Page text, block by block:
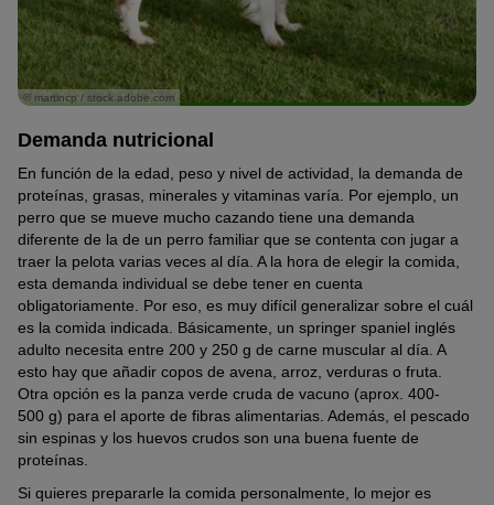
© martincp / stock.adobe.com
Demanda nutricional
En función de la edad, peso y nivel de actividad, la demanda de
proteínas, grasas, minerales y vitaminas varía. Por ejemplo, un
perro que se mueve mucho cazando tiene una demanda
diferente de la de un perro familiar que se contenta con jugar a
traer la pelota varias veces al día. A la hora de elegir la comida,
esta demanda individual se debe tener en cuenta
obligatoriamente. Por eso, es muy difícil generalizar sobre el cuál
es la comida indicada. Básicamente, un springer spaniel inglés
adulto necesita entre 200 y 250 g de carne muscular al día. A
esto hay que añadir copos de avena, arroz, verduras o fruta.
Otra opción es la panza verde cruda de vacuno (aprox. 400-
500 g) para el aporte de fibras alimentarias. Además, el pescado
sin espinas y los huevos crudos son una buena fuente de
proteínas.
Si quieres prepararle la comida personalmente, lo mejor es